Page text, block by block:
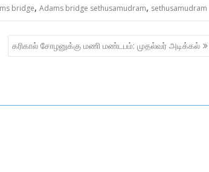
bridge, Adams bridge sethusamudram, sethusamudram
கரிகால் சோழனுக்கு மணி மண்டபம்: முதல்வர் அடிக்கல்